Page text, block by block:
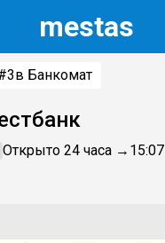
mestas
в Банкомат
Открыто 24 часа → 15:07